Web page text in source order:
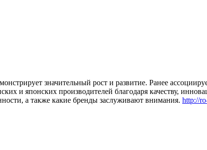
значительный рост и развитие. Ранее
и японских производителей благодаря качеству,
а также какие бренды заслуживают внимания. http://